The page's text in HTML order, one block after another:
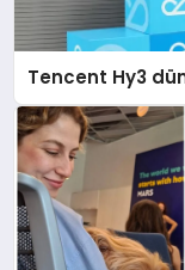
Tencent Hy3